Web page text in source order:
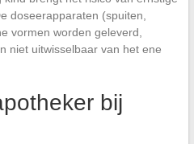
doseerapparaten (spuiten,
vormen worden geleverd,
niet uitwisselbaar van het ene
bij